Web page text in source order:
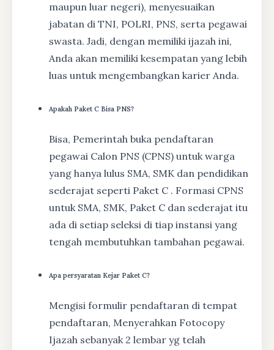
maupun luar negeri), menyesuaikan
jabatan di TNI, POLRI, PNS, serta pegawai
swasta. Jadi, dengan memiliki ijazah ini,
Anda akan memiliki kesempatan yang lebih
luas untuk mengembangkan karier Anda.
Apakah Paket C Bisa PNS?
Bisa, Pemerintah buka pendaftaran
pegawai Calon PNS (CPNS) untuk warga
yang hanya lulus SMA, SMK dan pendidikan
sederajat seperti Paket C . Formasi CPNS
untuk SMA, SMK, Paket C dan sederajat itu
ada di setiap seleksi di tiap instansi yang
tengah membutuhkan tambahan pegawai.
Apa persyaratan Kejar Paket C?
Mengisi formulir pendaftaran di tempat
pendaftaran, Menyerahkan Fotocopy
Ijazah sebanyak 2 lembar yg telah